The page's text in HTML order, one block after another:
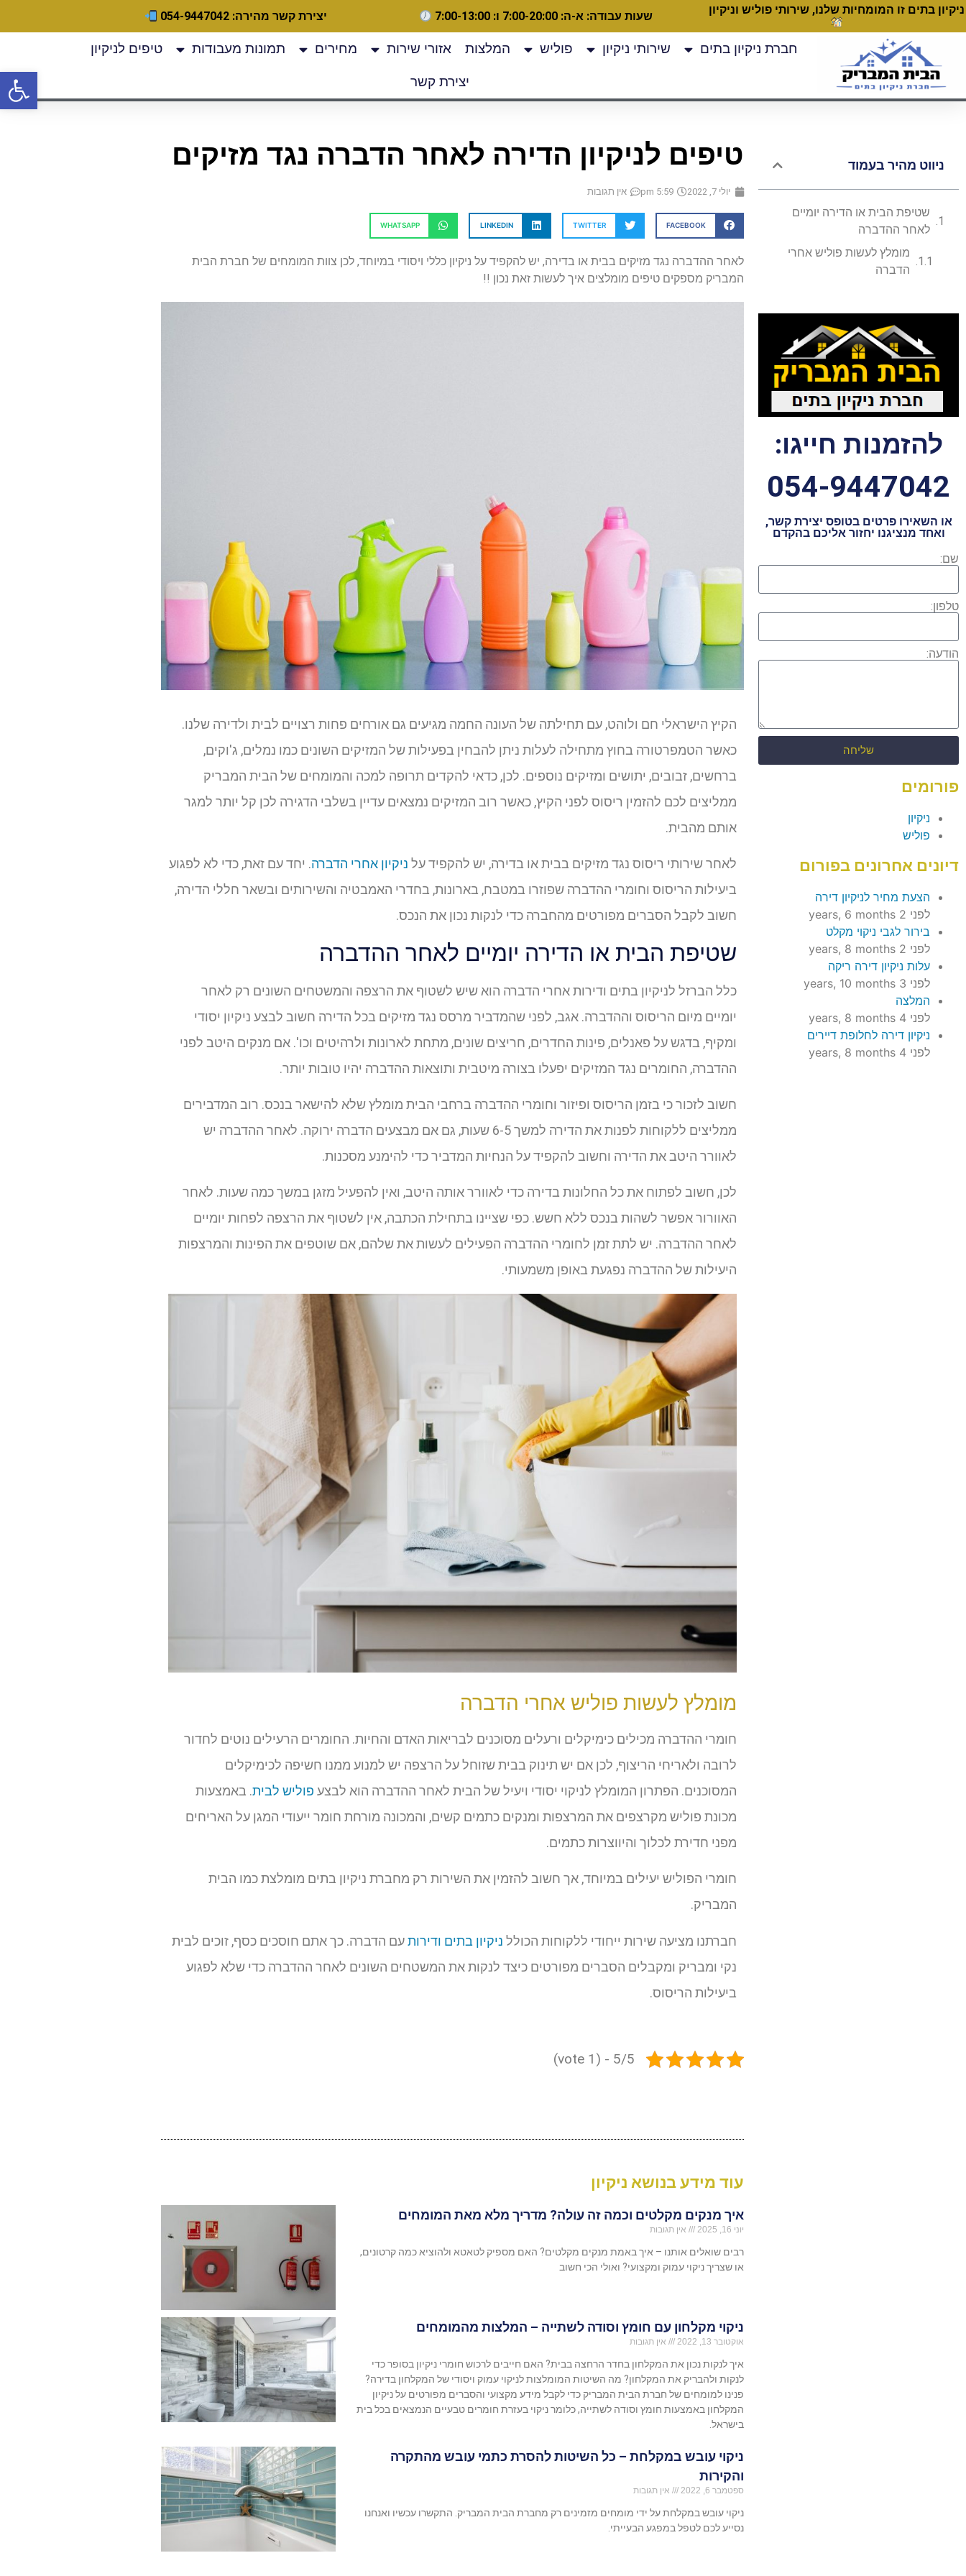
ניקיון בתים זו המומחיות שלנו, שירותי פוליש וניקיון שעות עבודה: א-ה: 7:00-20:00 ו: 7:00-13:00 יצירת קשר מהירה: 054-9447042
חברת ניקיון בתים שירותי ניקיון פוליש המלצות אזורי שירות מחירים תמונות מעבודות טיפים לניקיון
יצירת קשר
ניווט מהיר בעמוד
שטיפת הבית או הדירה יומיים
לאחר ההדברה
מומלץ לעשות פוליש אחרי
הדברה
להזמנות חייגו:
054-9447042
או השאירו פרטים בטופס יצירת קשר,
ואחד מנציגנו יחזור אליכם בהקדם
שם:
טלפון:
הודעה:
שליחה
פורומים
ניקיון
פוליש
דיונים אחרונים בפורום
הצעת מחיר לניקיון דירה
לפני 2 years, 6 months
בירור לגבי ניקוי מקלט
לפני 2 years, 8 months
עלות ניקיון דירה ריקה
לפני 3 years, 10 months
המלצה
לפני 4 years, 8 months
ניקיון דירה לחלופת דיירים
לפני 4 years, 8 months
טיפים לניקיון הדירה לאחר הדברה נגד מזיקים
יולי 7, 2022 5:59 pm אין תגובות
FACEBOOK
TWITTER
LINKEDIN
WHATSAPP
לאחר ההדברה נגד מזיקים בבית או בדירה, יש להקפיד על ניקיון כללי ויסודי במיוחד, לכן צוות המומחים של חברת הבית
המבריק מספקים טיפים מומלצים איך לעשות זאת נכון !!
הקיץ הישראלי חם ולוהט, עם תחילתה של העונה החמה מגיעים גם אורחים פחות רצויים לבית ולדירה שלנו.
כאשר הטמפרטורה בחוץ מתחילה לעלות ניתן להבחין בפעילות של המזיקים השונים כמו נמלים, ג'וקים,
ברחשים, זבובים, יתושים ומזיקים נוספים. לכן, כדאי להקדים תרופה למכה והמומחים של הבית המבריק
ממליצים לכם להזמין ריסוס לפני הקיץ, כאשר רוב המזיקים נמצאים עדיין בשלבי הדגירה לכן קל יותר למגר
אותם מהבית.
לאחר שירותי ריסוס נגד מזיקים בבית או בדירה, יש להקפיד על ניקיון אחרי הדברה. יחד עם זאת, כדי לא לפגוע
ביעילות הריסוס וחומרי ההדברה שפוזרו במטבח, בארונות, בחדרי האמבטיה והשירותים ובשאר חללי הדירה,
חשוב לקבל הסברים מפורטים מהחברה כדי לנקות נכון את הנכס.
שטיפת הבית או הדירה יומיים לאחר ההדברה
כלל הברזל לניקיון בתים ודירות אחרי הדברה הוא שיש לשטוף את הרצפה והמשטחים השונים רק לאחר
יומיים מיום הריסוס וההדברה. אגב, לפני שהמדביר מרסס נגד מזיקים בכל הדירה חשוב לבצע ניקיון יסודי
ומקיף, בדגש על פאנלים, פינות החדרים, חריצים שונים, מתחת לארונות ולרהיטים וכו'. אם מנקים היטב לפני
ההדברה, החומרים נגד המזיקים יפעלו בצורה מיטבית ותוצאות ההדברה יהיו טובות יותר.
חשוב לזכור כי בזמן הריסוס ופיזור וחומרי ההדברה ברחבי הבית מומלץ שלא להישאר בנכס. רוב המדבירים
ממליצים ללקוחות לפנות את הדירה למשך 6-5 שעות, גם אם מבצעים הדברה ירוקה. לאחר ההדברה יש
לאוורר היטב את הדירה וחשוב להקפיד על הנחיות המדביר כדי להימנע מסכנות.
לכן, חשוב לפתוח את כל החלונות בדירה כדי לאוורר אותה היטב, ואין להפעיל מזגן במשך כמה שעות. לאחר
האוורור אפשר לשהות בנכס ללא חשש. כפי שציינו בתחילת הכתבה, אין לשטוף את הרצפה לפחות יומיים
לאחר ההדברה. יש לתת זמן לחומרי ההדברה הפעילים לעשות את שלהם, אם שוטפים את הפינות והמרצפות
היעילות של ההדברה נפגעת באופן משמעותי.
מומלץ לעשות פוליש אחרי הדברה
חומרי ההדברה מכילים כימיקלים ורעלים מסוכנים לבריאות האדם והחיות. החומרים הרעילים נוטים לחדור
לרובה ולאריחי הריצוף, לכן אם יש תינוק בבית שזוחל על הרצפה יש למנוע ממנו חשיפה לכימיקלים
המסוכנים. הפתרון המומלץ לניקוי יסודי ויעיל של הבית לאחר ההדברה הוא לבצע פוליש לבית. באמצעות
מכונת פוליש מקרצפים את המרצפות ומנקים כתמים קשים, והמכונה מורחת חומר ייעודי המגן על האריחים
מפני חדירת לכלוך והיווצרות כתמים.
חומרי הפוליש יעילים במיוחד, אך חשוב להזמין את השירות רק מחברת ניקיון בתים מומלצת כמו הבית
המבריק.
חברתנו מציעה שירות ייחודי ללקוחות הכולל ניקיון בתים ודירותעם הדברה. כך אתם חוסכים כסף, זוכים לבית
נקי ומבריק ומקבלים הסברים מפורטים כיצד לנקות את המשטחים השונים לאחר ההדברה כדי שלא לפגוע
ביעילות הריסוס.
5/5 - (1 vote)
עוד מידע בנושא ניקיון
איך מנקים מקלטים וכמה זה עולה? מדריך מלא מאת המומחים
יוני 16, 2025 אין תגובות
רבים שואלים אותנו – איך באמת מנקים מקלטים? האם מספיק לטאטא ולהוציא כמה קרטונים,
או שצריך ניקוי עמוק ומקצועי? ואולי הכי חשוב
ניקוי מקלחון עם חומץ וסודה לשתייה – המלצות מהמומחים
אוקטובר 13, 2022 אין תגובות
איך לנקות נכון את המקלחון בחדר הרחצה בבית? האם חייבים לרכוש חומרי ניקיון בסופר כדי
לנקות ולהבריק את המקלחון? מה השיטות המומלצות לניקוי עמוק ויסודי של המקלחון בדירה?
פנינו למומחים של חברת הבית המבריק כדי לקבל מידע מקצועי והסברים מפורטים על ניקיון
המקלחון באמצעות חומץ וסודה לשתייה, כלומר ניקוי בעזרת חומרים טבעיים הנמצאים בכל בית
בישראל.
ניקוי עובש במקלחת – כל השיטות להסרת כתמי עובש מהתקרה
והקירות
ספטמבר 6, 2022 אין תגובות
ניקוי עובש במקלחת על ידי מומחים מזמינים רק מחברת הבית המבריק. התקשרו עכשיו ואנחנו
נסייע לכם לטפל במפגע הבעייתי.